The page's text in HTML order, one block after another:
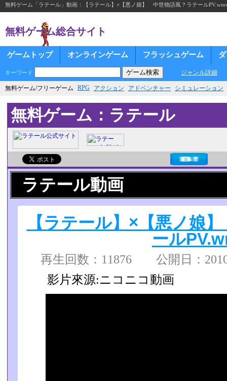
無料ゲーム「ラテール」動画：【ラテール】×【悪ノ娘】 中世物語風？ラテール
無料ゲーム総合サイト
ゲームトップ オンラインゲーム フラッシュゲーム
キーワード ジャンル詳細
無料ゲーム/フリーゲーム RPG アクション アドベンチャー シミュレーション
無料ゲーム：ラテール
ラテール動画
【ラテール】×【悪ノ娘
ール
再生回数：11876 公開日：
影片來源:ニコニコ動画